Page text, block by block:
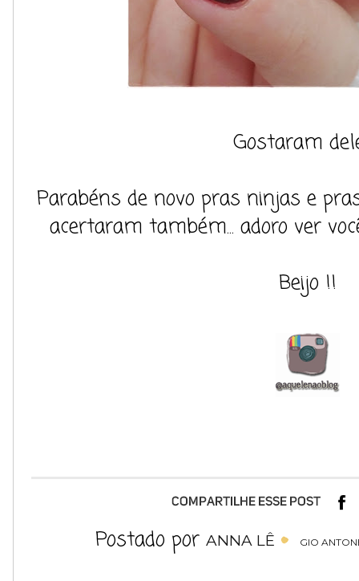
Gostaram
Parabéns de novo pras ninjas e
acertaram também... adoro ver
Beijo !!
Postado por ANNA LÊ GIO